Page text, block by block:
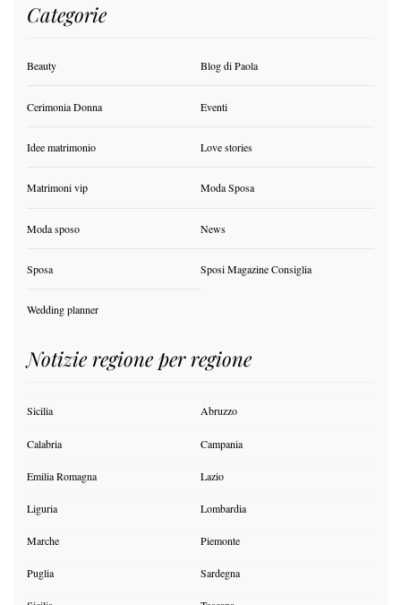
Categorie
Beauty Blog di Paola
Cerimonia Donna Eventi
Idee matrimonio Love stories
Matrimoni vip Moda Sposa
Moda sposo News
Sposa Sposi Magazine Consiglia
Wedding planner
Notizie regione per regione
Sicilia Abruzzo
Calabria Campania
Emilia Romagna Lazio
Liguria Lombardia
Marche Piemonte
Puglia Sardegna